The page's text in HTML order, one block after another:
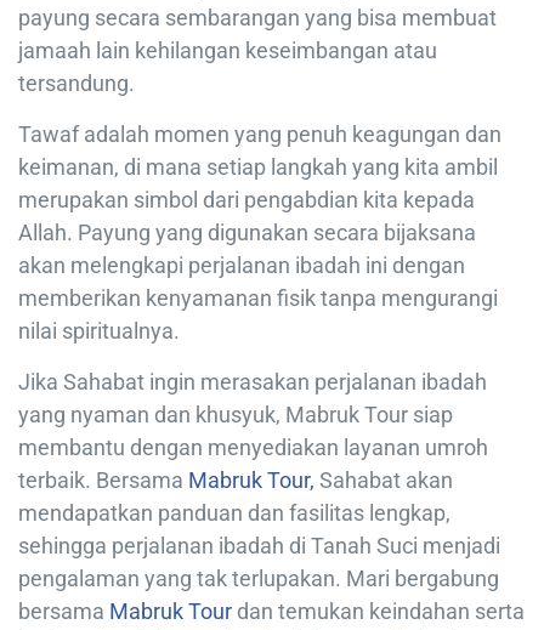
payung secara sembarangan yang bisa membuat
jamaah lain kehilangan keseimbangan atau
tersandung.
Tawaf adalah momen yang penuh keagungan dan
keimanan, di mana setiap langkah yang kita ambil
merupakan simbol dari pengabdian kita kepada
Allah. Payung yang digunakan secara bijaksana
akan melengkapi perjalanan ibadah ini dengan
memberikan kenyamanan fisik tanpa mengurangi
nilai spiritualnya.
Jika Sahabat ingin merasakan perjalanan ibadah
yang nyaman dan khusyuk, Mabruk Tour siap
membantu dengan menyediakan layanan umroh
terbaik. Bersama Mabruk Tour, Sahabat akan
mendapatkan panduan dan fasilitas lengkap,
sehingga perjalanan ibadah di Tanah Suci menjadi
pengalaman yang tak terlupakan. Mari bergabung
bersama Mabruk Tour dan temukan keindahan serta